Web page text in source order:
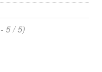
5 / 5)